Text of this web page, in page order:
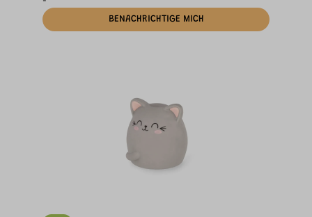
BENACHRICHTIGE MICH